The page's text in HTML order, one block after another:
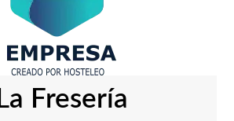
La Fresería